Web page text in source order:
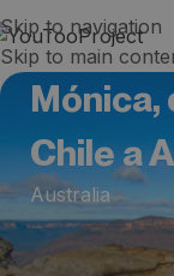
Skip to navigation
Skip to main
Mónica,
Chile a
Australia